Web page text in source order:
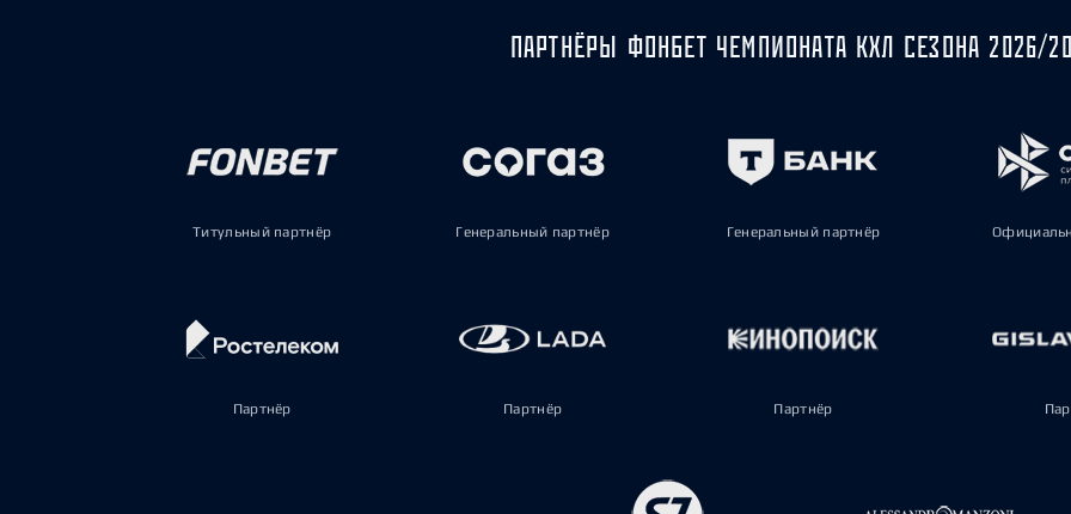
ПАРТНЁРЫ ФОНБЕТ ЧЕМПИОНАТА КХЛ СЕЗОНА 2026/
Титульный партнёр Генеральный партнёр Генеральный партнёр
Партнёр Партнёр Партнёр